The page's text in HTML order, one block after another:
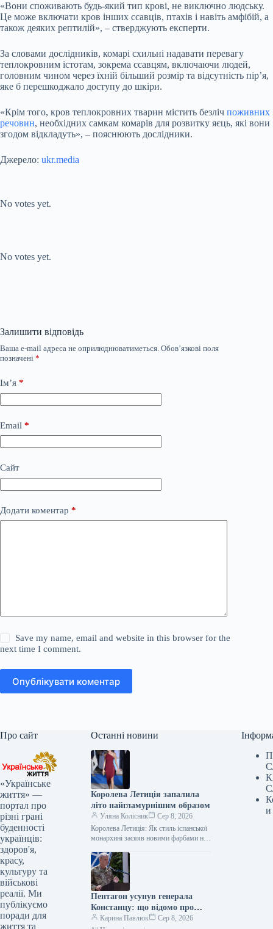
«Вони споживають будь-який тип крові, не виключно людську.
Це може включати кров інших ссавців, птахів і навіть амфібій, а
також деяких рептилій», – стверджують експерти.
За словами дослідників, комарі схильні надавати перевагу
теплокровним істотам, зокрема ссавцям, включаючи людей,
головним чином через їхній більший розмір та відсутність пір’я,
яке б перешкоджало доступу до шкіри.
«Крім того, кров теплокровних тварин містить безліч поживних
речовин, необхідних самкам комарів для розвитку яєць, які вони
згодом відкладуть», – пояснюють дослідники.
Джерело: ukr.media
No votes yet.
No votes yet.
Залишити відповідь
Ваша e-mail адреса не оприлюднюватиметься. Обов’язкові поля
позначені *
Ім’я *
Email *
Сайт
Додати коментар *
Save my name, email and website in this browser for the
next time I comment.
Опублікувати коментар
Про сайт
«Українське
життя» —
портал про
різні грані
буденності
українців:
здоров'я,
красу,
культуру та
військові
реалії. Ми
публікуємо
поради для
життя та
Останні новини
Королева Летиція запалила
літо найгламурнішим образом
Уляна Колісник
Сер 8, 2026
Королева Летиція: Як стиль іспанської
монархині засяяв новими фарбами на
Летиція, відома своєю незмінною
елегантністю, нещодавно…
Пентагон усунув генерала
Констанцу: що відомо про
рішення щодо військової
Карина Павлюк
Сер 8, 2026
и